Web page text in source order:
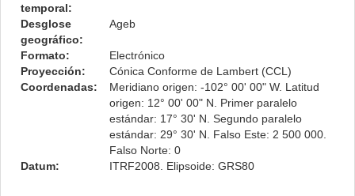
temporal:
Desglose
geográfico:
Ageb
Formato:
Electrónico
Proyección:
Cónica Conforme de Lambert (CCL)
Coordenadas:
Meridiano origen: -102° 00' 00" W. Latitud
origen: 12° 00' 00" N. Primer paralelo
estándar: 17° 30' N. Segundo paralelo
estándar: 29° 30' N. Falso Este: 2 500 000.
Falso Norte: 0
Datum:
ITRF2008. Elipsoide: GRS80